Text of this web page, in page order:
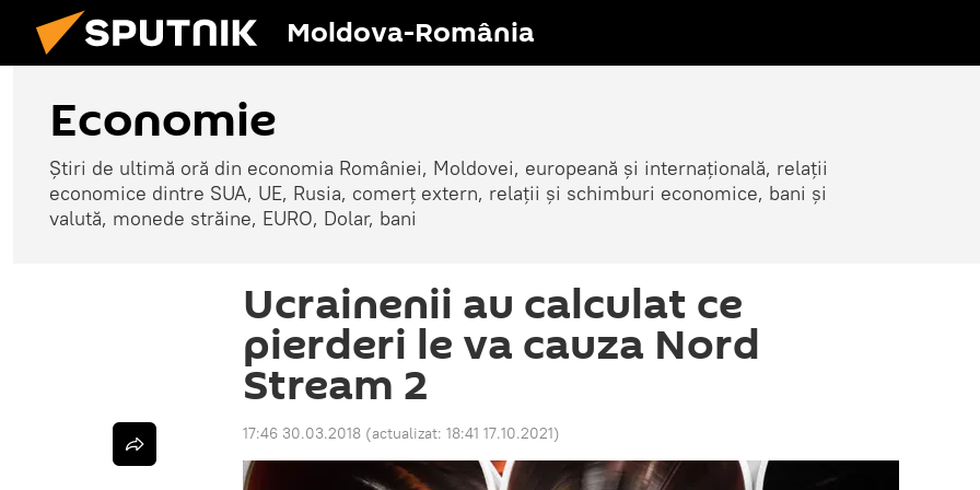
Moldova-România
Economie
Știri de ultimă oră din economia României, Moldovei, europeană și internațională, relații
economice dintre SUA, UE, Rusia, comerț extern, relații și schimburi economice, bani și
valută, monede străine, EURO, Dolar, bani
Ucrainenii au calculat ce
pierderi le va cauza Nord
Stream 2
17:46 30.03.2018 (actualizat: 18:41 17.10.2021)